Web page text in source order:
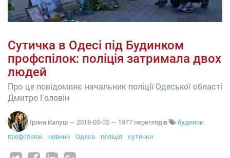
Сутичка в Одесі під Будинком
профспілок: поліція затримала двох
людей
Про це повідомляє начальник поліції Одеської області
Дмитро Головін
Ірина Капуш — 2018-05-02 — 1977 переглядів
будинок
профспілок
новини Одеса поліція сутички